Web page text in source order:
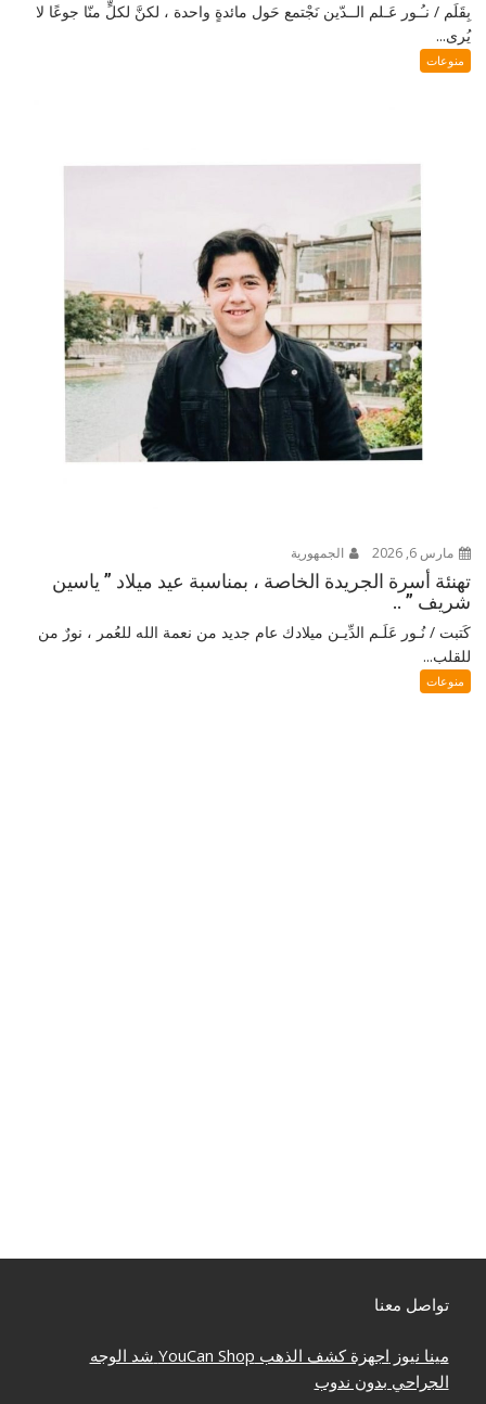
بِقَلَم / نـُـور عَـلم الــدّين نَجْتمع حَول مائدةٍ واحدة ، لكنَّ لكلٍّ منّا جوعًا لا
يُرى...
منوعات
مارس 6, 2026 الجمهورية
تهنئة أسرة الجريدة الخاصة ، بمناسبة عيد ميلاد ” ياسين
شريف ” ..
كَتبت / نُـور عَلَـم الدِّيـن ميلادك عام جديد من نعمة الله للعُمر ، نورٌ من
للقلب...
منوعات
تواصل معنا
مينا نيوز اجهزة كشف الذهب YouCan Shop شد الوجه
الجراحي بدون ندوب